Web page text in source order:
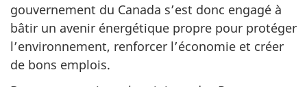
gouvernement du Canada s’est donc engagé à
bâtir un avenir énergétique propre pour protéger
l’environnement, renforcer l’économie et créer
de bons emplois.